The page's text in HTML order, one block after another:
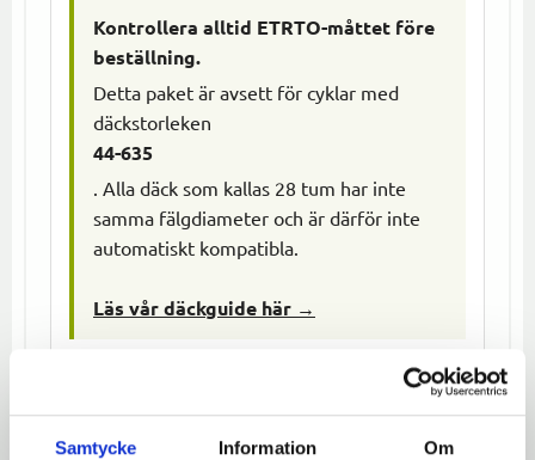
Samtycke Information Om
Kontrollera alltid ETRTO-måttet före
beställning.
Detta paket är avsett för cyklar med
däckstorleken
44-635
. Alla däck som kallas 28 tum har inte
samma fälgdiameter och är därför inte
automatiskt kompatibla.
Läs vår däckguide här →